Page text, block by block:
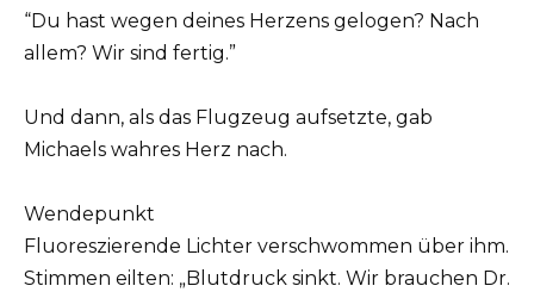
“Du hast wegen deines Herzens gelogen? Nach
allem? Wir sind fertig.”
Und dann, als das Flugzeug aufsetzte, gab
Michaels wahres Herz nach.
Wendepunkt
Fluoreszierende Lichter verschwommen über ihm.
Stimmen eilten: „Blutdruck sinkt. Wir brauchen Dr.